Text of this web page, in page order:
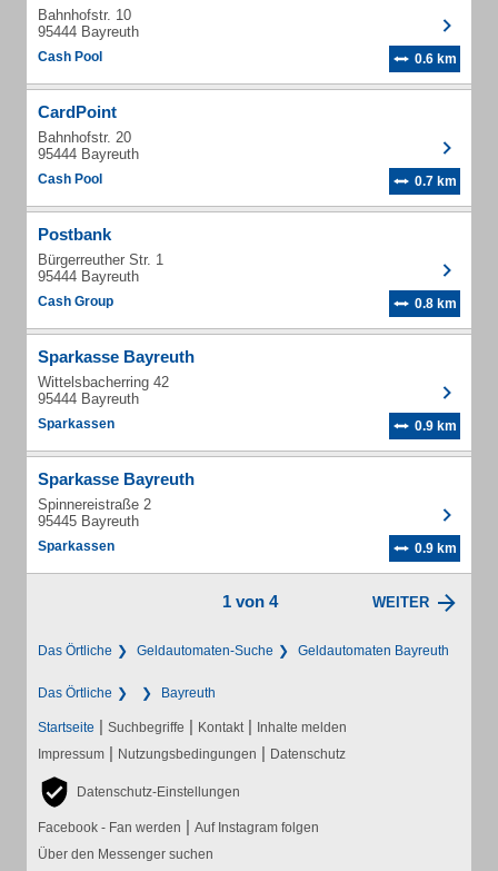
Bahnhofstr. 10
95444 Bayreuth
Cash Pool 0.6 km
CardPoint
Bahnhofstr. 20
95444 Bayreuth
Cash Pool 0.7 km
Postbank
Bürgerreuther Str. 1
95444 Bayreuth
Cash Group 0.8 km
Sparkasse Bayreuth
Wittelsbacherring 42
95444 Bayreuth
Sparkassen 0.9 km
Sparkasse Bayreuth
Spinnereistraße 2
95445 Bayreuth
Sparkassen 0.9 km
1 von 4 WEITER
Das Örtliche Geldautomaten-Suche Geldautomaten Bayreuth
Das Örtliche Bayreuth
Startseite | Suchbegriffe | Kontakt | Inhalte melden
Impressum | Nutzungsbedingungen | Datenschutz
Datenschutz-Einstellungen
Facebook - Fan werden | Auf Instagram folgen
Über den Messenger suchen